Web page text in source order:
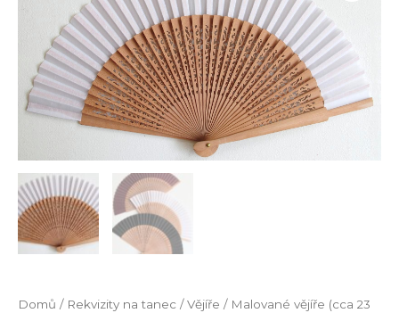
Domů / Rekvizity na tanec /Vějíře / Malované vějíře (cca 23
množství